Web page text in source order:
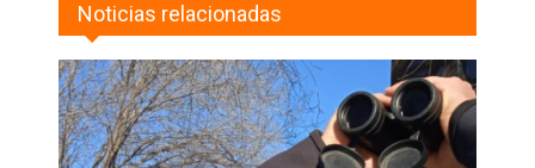
Noticias relacionadas